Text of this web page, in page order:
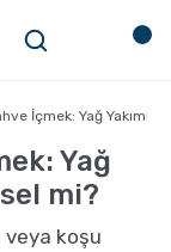
İçmek: Yağ
Yağ
mi?
veya koşu